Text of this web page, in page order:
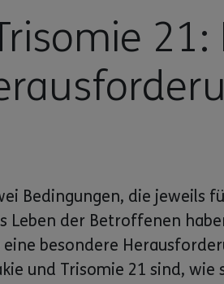
21:
Bedingungen, die jeweils
Leben der Betroffenen
besondere
und Trisomie 21 sind, wie